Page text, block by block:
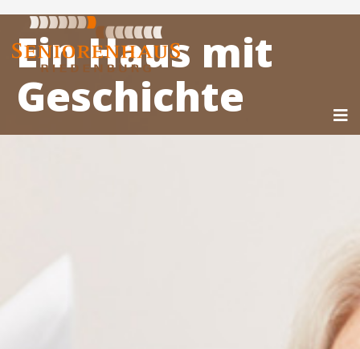
Ein Haus mit
Geschichte